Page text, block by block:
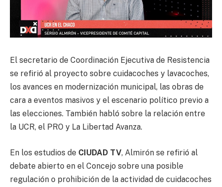
El secretario de Coordinación Ejecutiva de Resistencia
se refirió al proyecto sobre cuidacoches y lavacoches,
los avances en modernización municipal, las obras de
cara a eventos masivos y el escenario político previo a
las elecciones. También habló sobre la relación entre
la UCR, el PRO y La Libertad Avanza.
En los estudios de CIUDAD TV, Almirón se refirió al
debate abierto en el Concejo sobre una posible
regulación o prohibición de la actividad de cuidacoches